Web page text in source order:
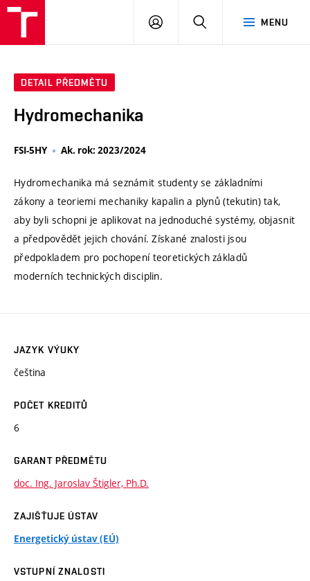
MENU
PŘIHLÁSIT
DETAIL PŘEDMĚTU
Hydromechanika
FSI-5HY Ak. rok: 2023/2024
Hydromechanika má seznámit studenty se základními
zákony a teoriemi mechaniky kapalin a plynů (tekutin) tak,
aby byli schopni je aplikovat na jednoduché systémy, objasnit
a předpovědět jejich chování. Získané znalosti jsou
předpokladem pro pochopení teoretických základů
moderních technických disciplin.
JAZYK VÝUKY
čeština
POČET KREDITŮ
6
GARANT PŘEDMĚTU
doc. Ing. Jaroslav Štigler, Ph.D.
ZAJIŠŤUJE ÚSTAV
Energetický ústav (EÚ)
VSTUPNÍ ZNALOSTI